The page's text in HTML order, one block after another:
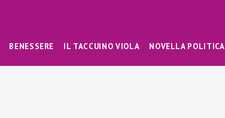
BENESSERE IL TACCUINO VIOLA NOVELLA POLITICA